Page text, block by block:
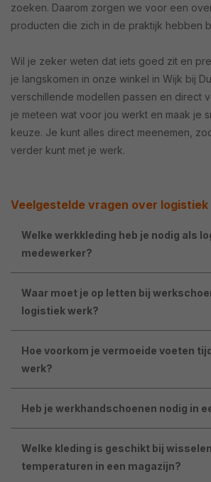
zoeken. Daarom zorgen we voor een
producten die zich in de praktijk hebben
Wil je zeker weten dat iets goed zit en
je langskomen in onze winkel in Wijk bij
verschillende modellen passen en direct
je meteen wat voor jou werkt en maak je
keuze. Je kunt alles direct meenemen,
verder kunt met je werk.
Veelgestelde vragen over
Welke werkkleding heb je nodig als
medewerker?
Waar moet je op letten bij
logistiek werk?
Hoe voorkom je vermoeide voeten
werk?
Heb je werkhandschoenen nodig in
Welke kleding is geschikt bij
temperaturen in een magazijn?